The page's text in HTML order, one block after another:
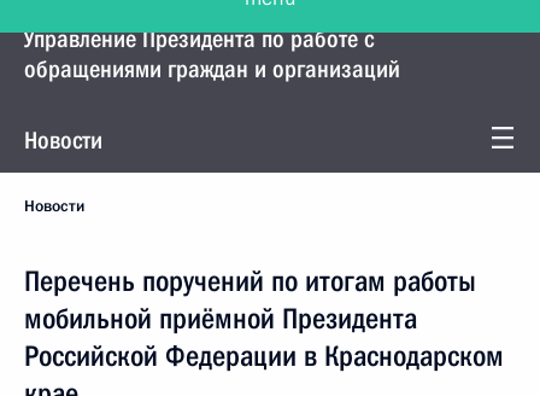
Управление Президента по работе с
обращениями граждан и организаций
Новости
Новости
Перечень поручений по итогам работы
мобильной приёмной Президента
Российской Федерации в Краснодарском